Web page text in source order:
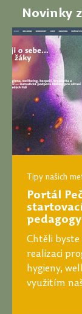
Novinky
Portál
Chtěli byste
realizaci
hygieny,
využitím
Tipy našich